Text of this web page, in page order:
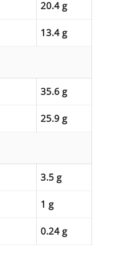
20.4 g
13.4 g
35.6 g
25.9 g
3.5 g
1 g
0.24 g